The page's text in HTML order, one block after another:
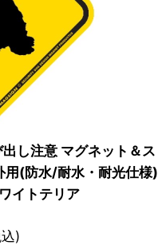
し注意 マグネット＆ス
用(防水/耐水・耐光仕様)
イトテリア
)